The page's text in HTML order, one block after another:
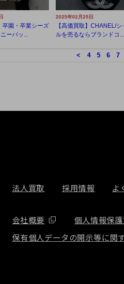
卒園・卒業シーズ
ーバッ...
2025年02月25日
【高価買取】CHANEL/シ
ルを売るならブランドコ...
< 4 5 6 7
法人買取 採用情報 よ
会社概要 個人情報保
保有個人データの開示等に関